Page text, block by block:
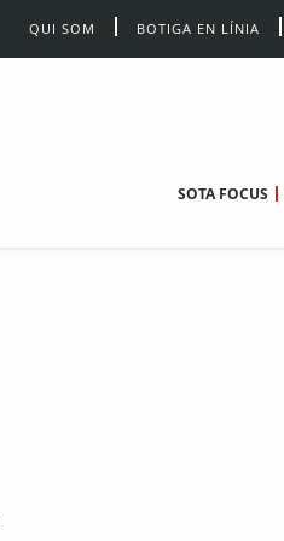
QUI SOM BOTIGA EN LÍNIA
SOTA FOCUS